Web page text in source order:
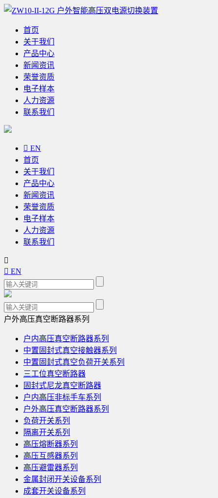
首页
关于我们
产品中心
新闻资讯
荣誉资质
电子样本
人力资源
联系我们
 EN
首页
关于我们
产品中心
新闻资讯
荣誉资质
电子样本
人力资源
联系我们

 EN
户外高压真空断路器系列
户内高压真空断路器系列
中置固封式真空接触器系列
中置固封式真空负荷开关系列
三工位真空断路器
固封式尼龙真空断路器
户内高压非标手车系列
户外高压真空断路器系列
负荷开关系列
隔离开关系列
高压熔断器系列
高压互感器系列
高压避雷器系列
金属封闭开关设备系列
成套开关设备系列